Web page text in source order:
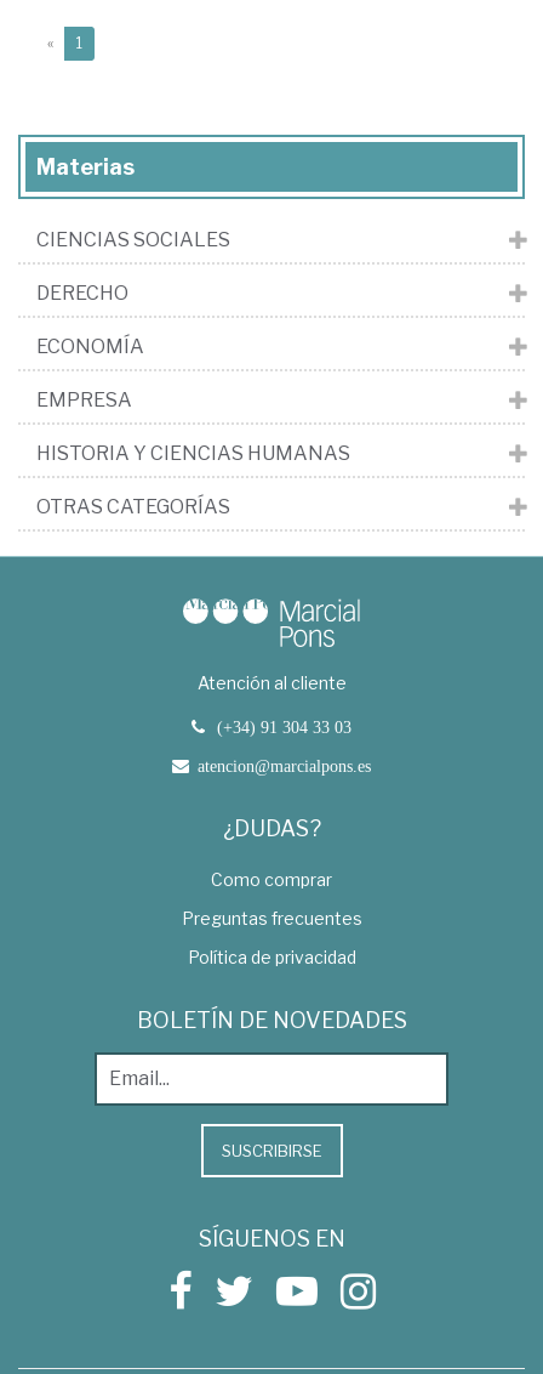
« 1
Materias
CIENCIAS SOCIALES
DERECHO
ECONOMÍA
EMPRESA
HISTORIA Y CIENCIAS HUMANAS
OTRAS CATEGORÍAS
Atención al cliente
(+34) 91 304 33 03
atencion@marcialpons.es
¿DUDAS?
Como comprar
Preguntas frecuentes
Política de privacidad
BOLETÍN DE NOVEDADES
SUSCRIBIRSE
SÍGUENOS EN